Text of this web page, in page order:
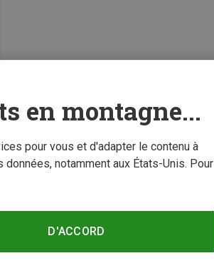
en montagne...
pour vous et d'adapter le contenu à
notamment aux États-Unis. Pour
D'ACCORD